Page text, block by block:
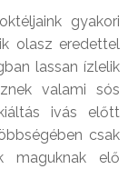
gyakori
olasz eredettel
lassan ízlelik
valami sós
ivás előtt
csak
maguknak elő